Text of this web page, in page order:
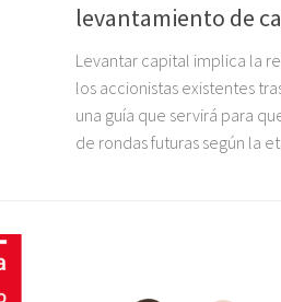
levantamiento de
Levantar capital implica la
los accionistas existentes
una guía que servirá para
de rondas futuras según la